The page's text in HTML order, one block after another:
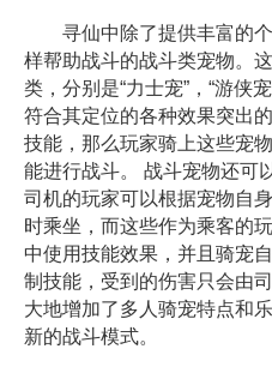
寻仙中除了提供丰富的个
样帮助战斗的战斗类宠物。
类，分别是“力士宠”，“游侠
符合其定位的各种效果突出
技能，那么玩家骑上这些宠
能进行战斗。 战斗宠物还可
司机的玩家可以根据宠物自
时乘坐，而这些作为乘客的
中使用技能效果，并且骑宠
制技能，受到的伤害只会由
大地增加了多人骑宠特点和
新的战斗模式。